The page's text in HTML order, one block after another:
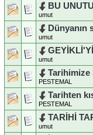
BU
umut
Dünyanın
umut
umut
Tarihimize
PESTEMAL
Tarihten
PESTEMAL
TARİHİ
umut